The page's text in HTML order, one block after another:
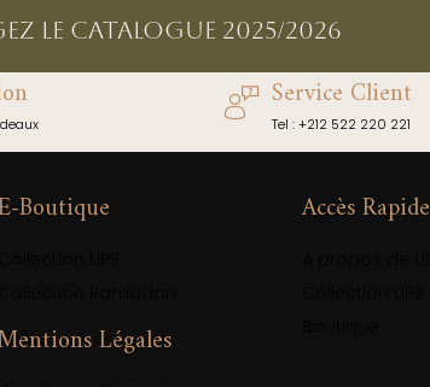
le catalogue 2025/2026
Service Client
Tel : +212 522 220 221
Boutique
Légales
Accès Rapide